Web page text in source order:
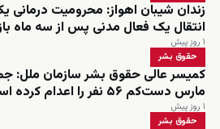
زندان شیبان اهواز: محرومیت درمانی
انتقال یک فعال مدنی پس از سه ماه
۱ روز پیش
حقوق بشر
کمیسر عالی حقوق بشر سازمان ملل:
مارس دست‌کم ۵۶ نفر را اعدام کرده است
۱ روز پیش
حقوق بشر